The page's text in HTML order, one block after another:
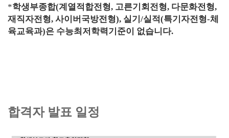
*학생부종합(계열적합전형, 고른기회전형, 다문화전형,
재직자전형, 사이버국방전형), 실기/실적(특기자전형-체
육교육과)은 수능최저학력기준이 없습니다.
합격자 발표 일정